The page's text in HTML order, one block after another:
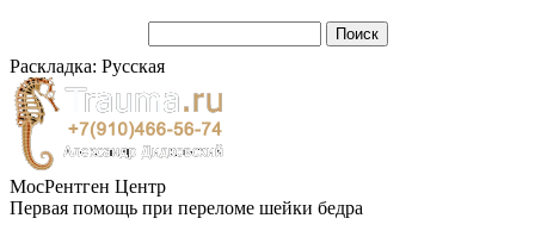
Раскладка: Русская
МосРентген Центр
Первая помощь при переломе шейки бедра